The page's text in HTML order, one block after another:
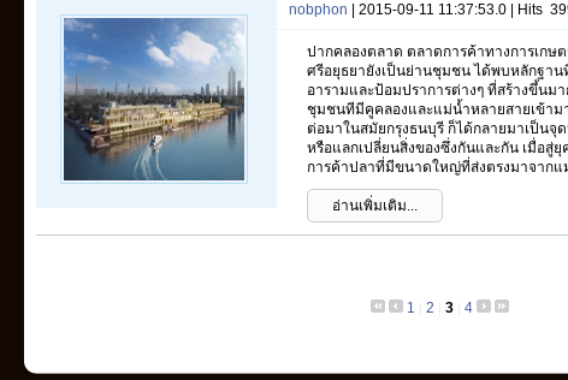
nobphon | 2015-09-11 11:37:53.0 | Hits
ปากคลองตลาด ตลาดการค้าทางการเกษ
ศรีอยุธยายังเป็นย่านชุมชน ได้พบหลักฐาน
อารามและป้อมปราการต่างๆ ที่สร้างขึ้นม
ชุมชนทีมีคูคลองและแม่น้ำหลายสายเข้าม
ต่อมาในสมัยกรุงธนบุรี ก็ได้กลายมาเป็น
หรือแลกเปลี่ยนสิ่งของซึ่งกันและกัน เมื่อสู่
การค้าปลาที่มีขนาดใหญ่ที่ส่งตรงมาจากแ
อ่านเพิ่มเติม...
1 2 3 4